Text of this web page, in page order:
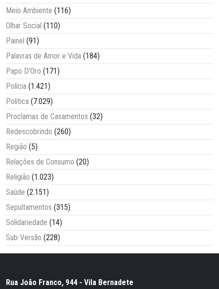
Meio Ambiente (116)
Olhar Social (110)
Painel (91)
Palavras de Amor e Vida (184)
Papo D'Oro (171)
Polícia (1.421)
Política (7.029)
Proclamas de Casamentos (32)
Redescobrindo (260)
Região (5)
Relações de Consumo (20)
Religião (1.023)
Saúde (2.151)
Sepultamentos (315)
Solidariedade (14)
Sub-Versão (228)
Rua João Franco, 944 - Vila Bernadete